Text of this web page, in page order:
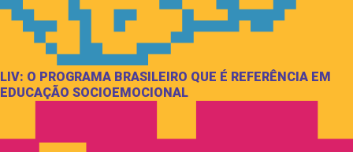
LIV: O PROGRAMA BRASILEIRO QUE É REFERÊNCIA EM
EDUCAÇÃO SOCIOEMOCIONAL